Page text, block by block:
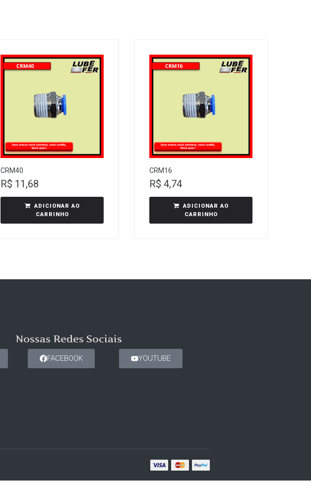
CRM40
R$ 11,68
ADICIONAR AO
CARRINHO
CRM16
R$ 4,74
ADICIONAR AO
CARRINHO
Nossas Redes Sociais
FACEBOOK YOUTUBE